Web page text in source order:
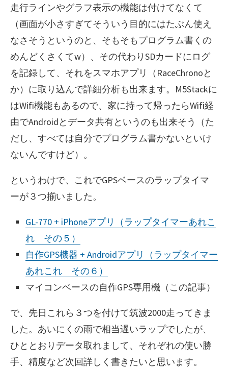
走行ラインやグラフ表示の機能は付けてなくて
（画面が小さすぎてそういう目的にはたぶん使え
なさそうというのと、そもそもプログラム書くの
めんどくさくてw）、その代わりSDカードにログ
を記録して、それをスマホアプリ（RaceChronoと
か）に取り込んで詳細分析も出来ます。M5Stackに
はWifi機能もあるので、家に持って帰ったらWifi経
由でAndroidとデータ共有というのも出来そう（た
だし、すべては自分でプログラム書かないといけ
ないんですけど）。
というわけで、これでGPSベースのラップタイマ
ーが３つ揃いました。
GL-770 + iPhoneアプリ（ラップタイマーあれこ
れ その５）
自作GPS機器 + Androidアプリ（ラップタイマー
あれこれ その６）
マイコンベースの自作GPS専用機（この記事）
で、先日これら３つを付けて筑波2000走ってきま
した。あいにくの雨で相当遅いラップでしたが、
ひととおりデータ取れまして、それぞれの使い勝
手、精度など次回詳しく書きたいと思います。